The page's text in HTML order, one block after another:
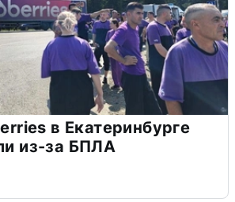
в Екатеринбурге
из-за БПЛА